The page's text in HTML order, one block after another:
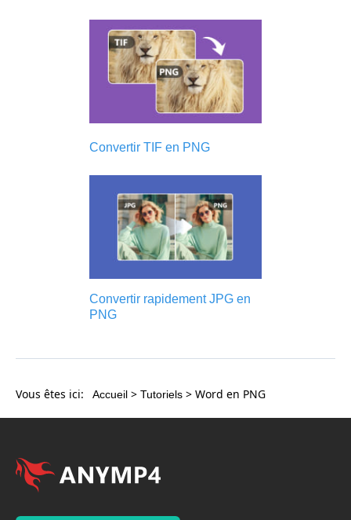
Convertir TIF en PNG
Convertir rapidement JPG en
PNG
Vous êtes ici: Accueil > Tutoriels > Word en PNG